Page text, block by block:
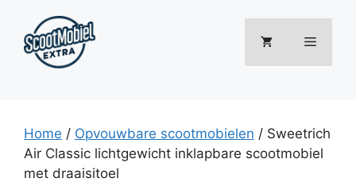
inhoud
Menu
Home / Opvouwbare scootmobielen / Sweetrich
Air Classic lichtgewicht inklapbare scootmobiel
met draaisitoel